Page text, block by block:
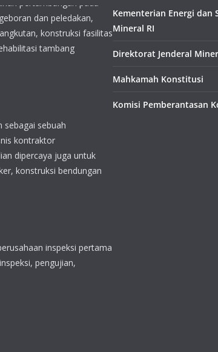
sebagai sebuah
inspeksi pertama
pengujian,
Kementerian Energi dan
Mineral RI
Direktorat Jenderal
Mahkamah Konstitusi
Komisi Pemberantasan